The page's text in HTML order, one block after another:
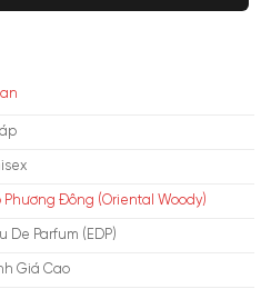
Phương Đông (Oriental Woody)
De Parfum (EDP)
Giá Cao